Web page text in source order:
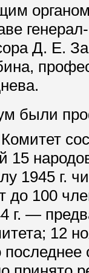
Д. Е.
были
15
1945 г.
100
г. —
12